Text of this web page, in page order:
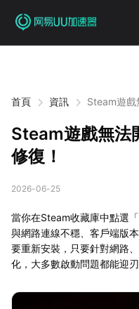
首頁 資訊 Steam遊戲
Steam遊戲無法
修復！
2026-06-25
當你在Steam收藏庫中點選
與網路連線不穩、客戶端版
要重新安裝，只要針對網路
化，大多數啟動問題都能迎